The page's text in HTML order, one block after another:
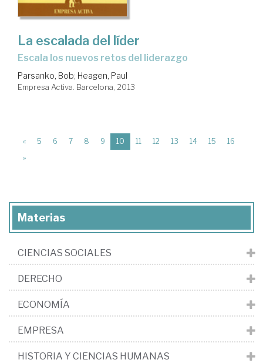
La escalada del líder
escala los nuevos retos del liderazgo
Parsanko, Bob; Heagen, Paul
Empresa Activa. Barcelona, 2013
« 5 6 7 8 9 10 (current)
11 12 13 14 15
16
»
Materias
CIENCIAS SOCIALES
DERECHO
ECONOMÍA
EMPRESA
HISTORIA Y CIENCIAS HUMANAS